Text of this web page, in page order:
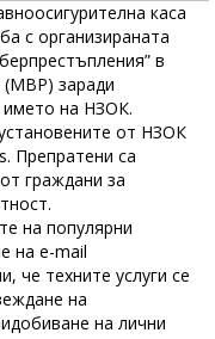
каса
с организираната
в
(МВР) заради
на НЗОК.
от НЗОК
Препратени са
граждани за
на популярни
на e-mail
че техните услуги се
на
на лични